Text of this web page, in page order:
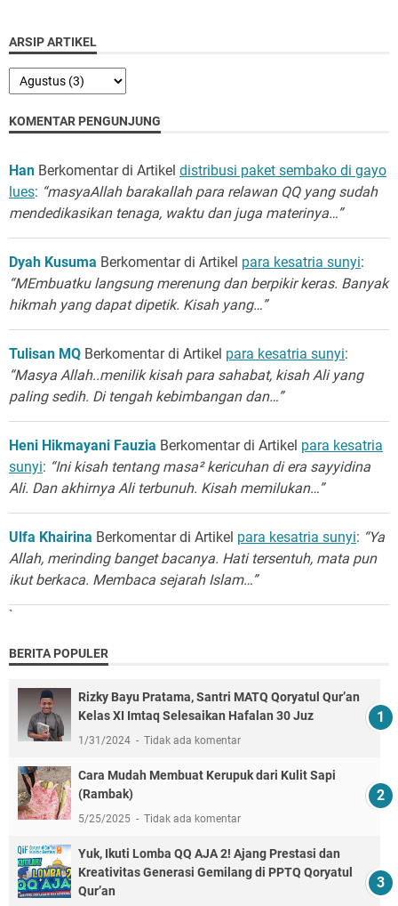
ARSIP ARTIKEL
KOMENTAR PENGUNJUNG
Han Berkomentar di Artikel distribusi paket sembako di gayo
lues: “masyaAllah barakallah para relawan QQ yang sudah
mendedikasikan tenaga, waktu dan juga materinya…”
Dyah Kusuma Berkomentar di Artikel para kesatria sunyi:
“MEmbuatku langsung merenung dan berpikir keras. Banyak
hikmah yang dapat dipetik. Kisah yang…”
Tulisan MQ Berkomentar di Artikel para kesatria sunyi:
“Masya Allah..menilik kisah para sahabat, kisah Ali yang
paling sedih. Di tengah kebimbangan dan…”
Heni Hikmayani Fauzia Berkomentar di Artikel para kesatria
sunyi: “Ini kisah tentang masa² kericuhan di era sayyidina
Ali. Dan akhirnya Ali terbunuh. Kisah memilukan…”
Ulfa Khairina Berkomentar di Artikel para kesatria sunyi: “Ya
Allah, merinding banget bacanya. Hati tersentuh, mata pun
ikut berkaca. Membaca sejarah Islam…”
`
BERITA POPULER
Rizky Bayu Pratama, Santri MATQ Qoryatul Qur’an
Kelas XI Imtaq Selesaikan Hafalan 30 Juz
1/31/2024 Tidak ada komentar
Cara Mudah Membuat Kerupuk dari Kulit Sapi
(Rambak)
5/25/2025 Tidak ada komentar
Yuk, Ikuti Lomba QQ AJA 2! Ajang Prestasi dan
Kreativitas Generasi Gemilang di PPTQ Qoryatul
Qur’an